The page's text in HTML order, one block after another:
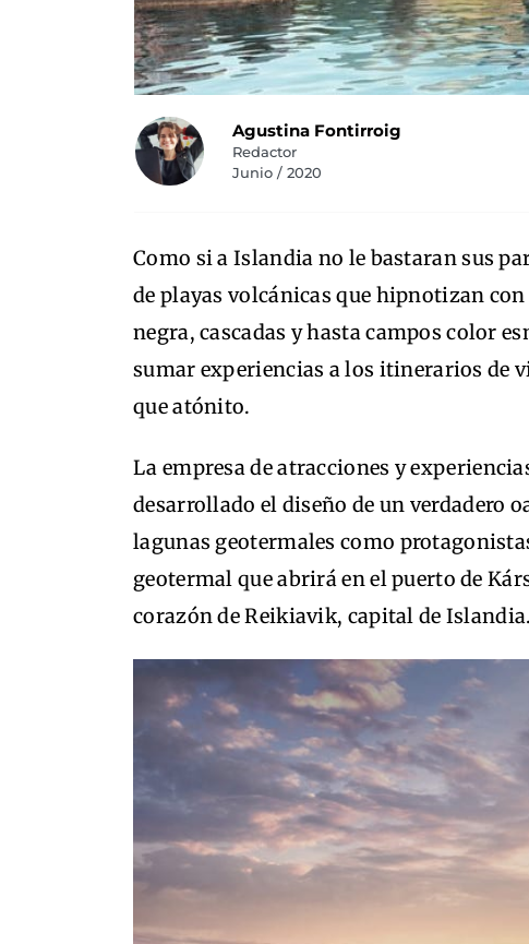
Agustina Fontirroig
Redactor
Junio / 2020
Como si a Islandia no le bastaran sus
de playas volcánicas que hipnotizan
negra, cascadas y hasta campos color
sumar experiencias a los itinerarios de
que atónito.
La empresa de atracciones y
desarrollado el diseño de un verdadero
lagunas geotermales como
geotermal que abrirá en el puerto de
corazón de Reikiavik, capital de Islandia.